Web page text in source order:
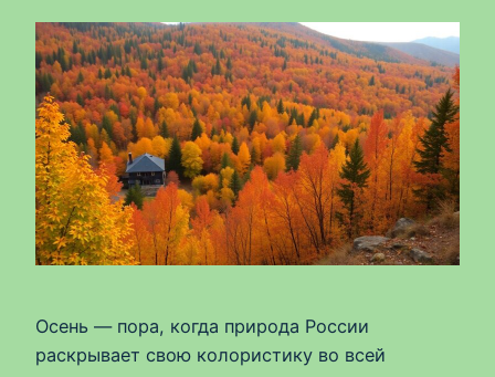
Осень — пора, когда природа России
раскрывает свою колористику во всей